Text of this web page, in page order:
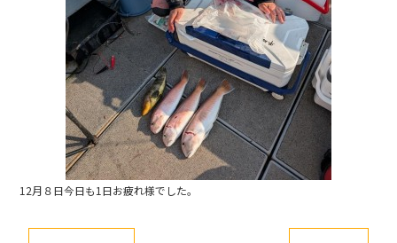
12月８日今日も1日お疲れ様でした。